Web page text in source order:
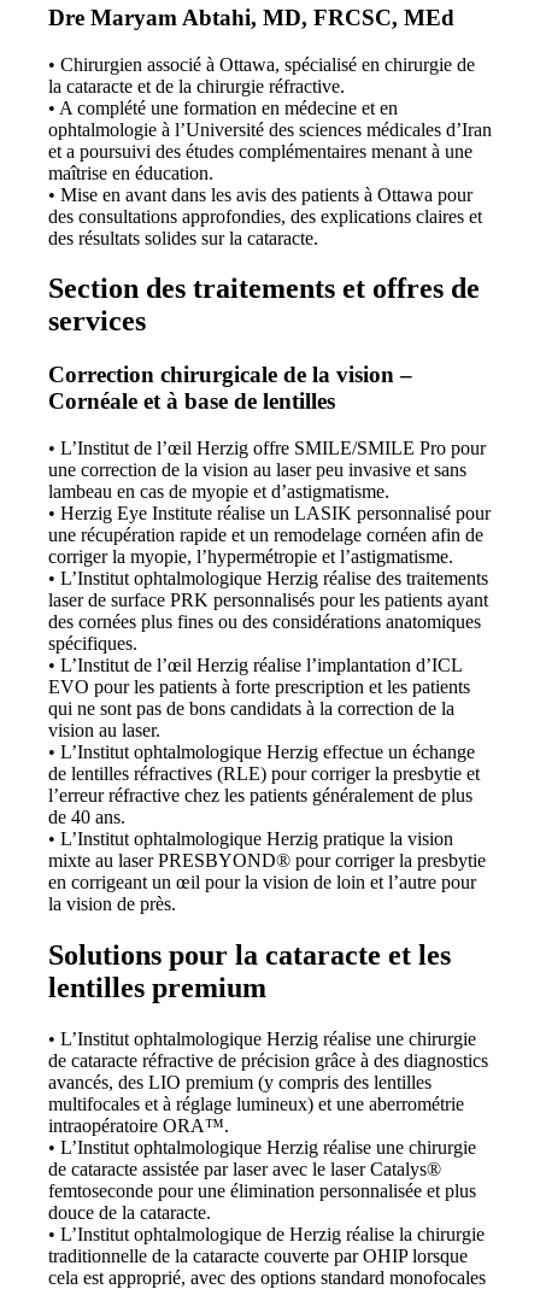
Dre Maryam Abtahi, MD, FRCSC, MEd
• Chirurgien associé à Ottawa, spécialisé en chirurgie de
la cataracte et de la chirurgie réfractive.
• A complété une formation en médecine et en
ophtalmologie à l’Université des sciences médicales d’Iran
et a poursuivi des études complémentaires menant à une
maîtrise en éducation.
• Mise en avant dans les avis des patients à Ottawa pour
des consultations approfondies, des explications claires et
des résultats solides sur la cataracte.
Section des traitements et offres de
services
Correction chirurgicale de la vision –
Cornéale et à base de lentilles
• L’Institut de l’œil Herzig offre SMILE/SMILE Pro pour
une correction de la vision au laser peu invasive et sans
lambeau en cas de myopie et d’astigmatisme.
• Herzig Eye Institute réalise un LASIK personnalisé pour
une récupération rapide et un remodelage cornéen afin de
corriger la myopie, l’hypermétropie et l’astigmatisme.
• L’Institut ophtalmologique Herzig réalise des traitements
laser de surface PRK personnalisés pour les patients ayant
des cornées plus fines ou des considérations anatomiques
spécifiques.
• L’Institut de l’œil Herzig réalise l’implantation d’ICL
EVO pour les patients à forte prescription et les patients
qui ne sont pas de bons candidats à la correction de la
vision au laser.
• L’Institut ophtalmologique Herzig effectue un échange
de lentilles réfractives (RLE) pour corriger la presbytie et
l’erreur réfractive chez les patients généralement de plus
de 40 ans.
• L’Institut ophtalmologique Herzig pratique la vision
mixte au laser PRESBYOND® pour corriger la presbytie
en corrigeant un œil pour la vision de loin et l’autre pour
la vision de près.
Solutions pour la cataracte et les
lentilles premium
• L’Institut ophtalmologique Herzig réalise une chirurgie
de cataracte réfractive de précision grâce à des diagnostics
avancés, des LIO premium (y compris des lentilles
multifocales et à réglage lumineux) et une aberrométrie
intraopératoire ORA™.
• L’Institut ophtalmologique Herzig réalise une chirurgie
de cataracte assistée par laser avec le laser Catalys®
femtoseconde pour une élimination personnalisée et plus
douce de la cataracte.
• L’Institut ophtalmologique de Herzig réalise la chirurgie
traditionnelle de la cataracte couverte par OHIP lorsque
cela est approprié, avec des options standard monofocales